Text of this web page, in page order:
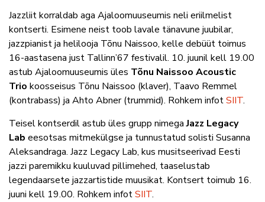
Jazzliit korraldab aga Ajaloomuuseumis neli eriilmelist
kontserti. Esimene neist toob lavale tänavune juubilar,
jazzpianist ja helilooja Tõnu Naissoo, kelle debüüt toimus
16-aastasena just Tallinn’67 festivalil. 10. juunil kell 19.00
astub Ajaloomuuseumis üles Tõnu Naissoo Acoustic
Trio koosseisus Tõnu Naissoo (klaver), Taavo Remmel
(kontrabass) ja Ahto Abner (trummid). Rohkem infotSIIT.
Teisel kontserdil astub üles grupp nimegaJazz Legacy
Lab eesotsas mitmekülgse ja tunnustatud solisti Susanna
Aleksandraga. Jazz Legacy Lab, kus musitseerivad Eesti
jazzi paremikku kuuluvad pillimehed, taaselustab
legendaarsete jazzartistide muusikat. Kontsert toimub 16.
juuni kell 19.00. Rohkem infotSIIT.